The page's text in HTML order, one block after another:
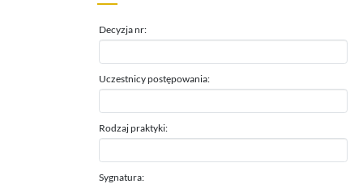
Decyzja nr:
Uczestnicy postępowania:
Rodzaj praktyki:
Sygnatura: